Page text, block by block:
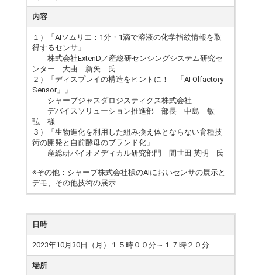
内容
１）「AIソムリエ：1分・1滴で溶液の化学指紋情報を取
得するセンサ」
株式会社ExtenD／産総研センシングシステム研究セ
ンター 大曲 新矢 氏
２）「ディスプレイの構造をヒントに！ 「AI Olfactory
Sensor」」
シャープジャスダロジスティクス株式会社
デバイスソリューション推進部 部長 中島 敏
弘 様
３）「生物進化を利用した組み換え体とならない育種技
術の開発と自前酵母のブランド化」
産総研バイオメディカル研究部門 間世田 英明 氏
※その他：シャープ株式会社様のAIにおいセンサの展示と
デモ、その他技術の展示
日時
2023年10月30日（月）１５時００分～１７時２０分
場所